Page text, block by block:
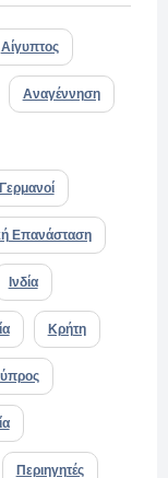
Αίγυπτος
Αναγέννηση
Γερμανοί
Επανάσταση
Ινδία
Κρήτη
Περιηγητές